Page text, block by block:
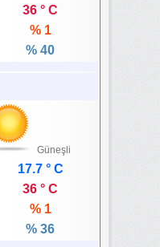
36 ° C
% 1
% 40
Güneşli
17.7 ° C
36 ° C
% 1
% 36